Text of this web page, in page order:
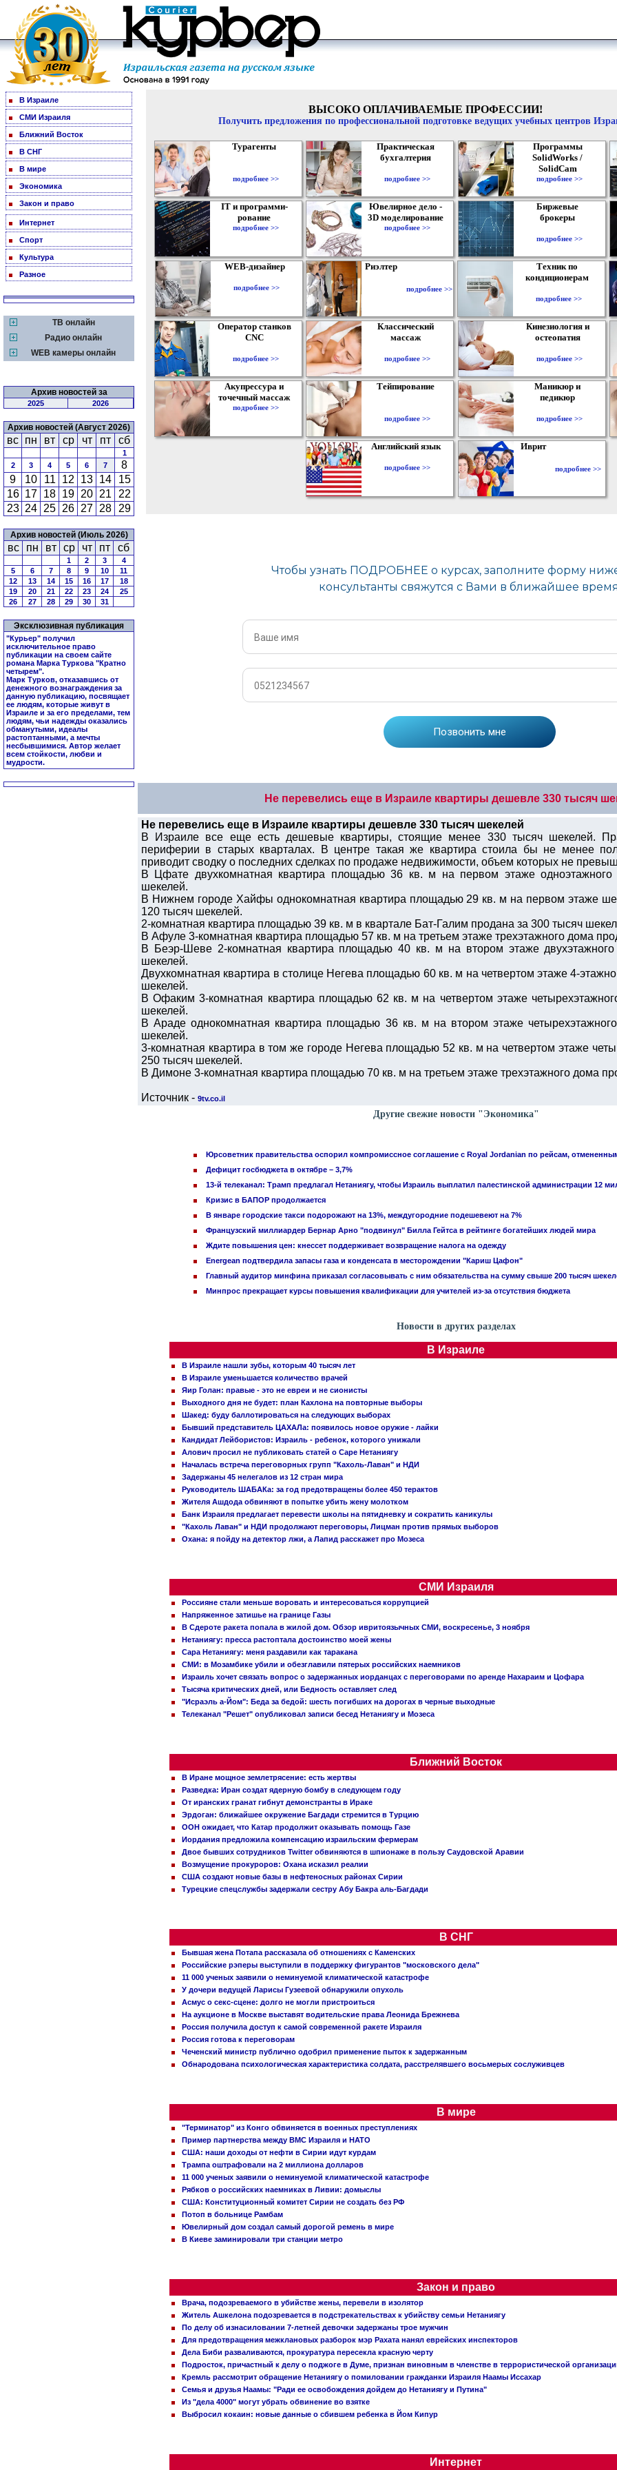
В Израиле
СМИ Израиля
Ближний Восток
В СНГ
В мире
Экономика
Закон и право
Интернет
Спорт
Культура
Разное
ТВ онлайн
Радио онлайн
WEB камеры онлайн
Архив новостей за
2025 2026
Архив новостей (Август 2026)
вс пн вт ср чт пт сб
1
2
3 4 5 6 7
8
9
10 11 12 13 14
15
16 17 18 19 20 21
22
23 24 25 26 27 28 29
Архив новостей (Июль 2026)
вс пн вт ср чт пт сб
1 2 3
4
5
6 7 8 9 10
11
12
13 14 15 16 17
18
19
20 21 22 23 24
25
26
27 28 29 30 31
Эксклюзивная публикация
"Курьер" получил
исключительное право
публикации на своем сайте
романа Марка Туркова "Кратно
четырем".
Марк Турков, отказавшись от
денежного вознаграждения за
данную публикацию, посвящает
ее людям, которые живут в
Израиле и за его пределами, тем
людям, чьи надежды оказались
обманутыми, идеалы
растоптанными, а мечты
несбывшимися. Автор желает
всем стойкости, любви и
мудрости.
ВЫСОКО ОПЛАЧИВАЕМЫЕ ПРОФЕССИИ!
Получить предложения по профессиональной подготовке ведущих учебных центров
Турагенты
подробнее >>
Практическая
бухгалтерия
подробнее >>
Программы
SolidWorks /
SolidCam
подробнее >>
IT и программи-
рование
подробнее >>
Ювелирное дело -
3D моделирование
подробнее >>
Биржевые
брокеры
подробнее >>
WEB-дизайнер
подробнее >>
Риэлтер
подробнее >>
Техник по
кондиционерам
подробнее >>
Оператор станков
CNC
подробнее >>
Классический
массаж
подробнее >>
Кинезиология и
остеопатия
подробнее >>
Акупрессура и
точечный массаж
подробнее >>
Тейпирование
подробнее >>
Маникюр и
педикюр
подробнее >>
Английский язык
подробнее >>
Иврит
подробнее >>
Не перевелись еще в Израиле квартиры дешевле 330 тысяч
Не перевелись еще в Израиле квартиры дешевле 330 тысяч шекелей
В Израиле все еще есть дешевые квартиры, стоящие менее 330 тысяч шекелей.
периферии в старых кварталах. В центре такая же квартира стоила бы не менее
приводит сводку о последних сделках по продаже недвижимости, объем которых не
В Цфате двухкомнатная квартира площадью 36 кв. м на первом этаже
шекелей.
В Нижнем городе Хайфы однокомнатная квартира площадью 29 кв. м на первом этаже
120 тысяч шекелей.
2-комнатная квартира площадью 39 кв. м в квартале Бат-Галим продана за 300 тысяч
В Афуле 3-комнатная квартира площадью 57 кв. м на третьем этаже трехэтажного дома
В Беэр-Шеве 2-комнатная квартира площадью 40 кв. м на втором этаже
шекелей.
Двухкомнатная квартира в столице Негева площадью 60 кв. м на четвертом этаже 4-
шекелей.
В Офаким 3-комнатная квартира площадью 62 кв. м на четвертом этаже
шекелей.
В Араде однокомнатная квартира площадью 36 кв. м на втором этаже
шекелей.
3-комнатная квартира в том же городе Негева площадью 52 кв. м на четвертом этаже
250 тысяч шекелей.
В Димоне 3-комнатная квартира площадью 70 кв. м на третьем этаже трехэтажного дома
Источник - 9tv.co.il
Другие свежие новости "Экономика"
Юрсоветник правительства оспорил компромиссное соглашение с Royal Jordanian по рейсам,
Дефицит госбюджета в октябре – 3,7%
13-й телеканал: Трамп предлагал Нетаниягу, чтобы Израиль выплатил палестинской администрации 12
Кризис в БАПОР продолжается
В январе городские такси подорожают на 13%, междугородние подешевеют на 7%
Французский миллиардер Бернар Арно "подвинул" Билла Гейтса в рейтинге богатейших людей мира
Ждите повышения цен: кнессет поддерживает возвращение налога на одежду
Energean подтвердила запасы газа и конденсата в месторождении "Кариш Цафон"
Главный аудитор минфина приказал согласовывать с ним обязательства на сумму свыше 200 тысяч
Минпрос прекращает курсы повышения квалификации для учителей из-за отсутствия бюджета
Новости в других разделах
В Израиле
В Израиле нашли зубы, которым 40 тысяч лет
В Израиле уменьшается количество врачей
Яир Голан: правые - это не евреи и не сионисты
Выходного дня не будет: план Кахлона на повторные выборы
Шакед: буду баллотироваться на следующих выборах
Бывший представитель ЦАХАЛа: появилось новое оружие - лайки
Кандидат Лейбористов: Израиль - ребенок, которого унижали
Алович просил не публиковать статей о Саре Нетаниягу
Началась встреча переговорных групп "Кахоль-Лаван" и НДИ
Задержаны 45 нелегалов из 12 стран мира
Руководитель ШАБАКа: за год предотвращены более 450 терактов
Жителя Ашдода обвиняют в попытке убить жену молотком
Банк Израиля предлагает перевести школы на пятидневку и сократить каникулы
"Кахоль Лаван" и НДИ продолжают переговоры, Лицман против прямых выборов
Охана: я пойду на детектор лжи, а Лапид расскажет про Мозеса
СМИ Израиля
Россияне стали меньше воровать и интересоваться коррупцией
Напряженное затишье на границе Газы
В Сдероте ракета попала в жилой дом. Обзор ивритоязычных СМИ, воскресенье, 3 ноября
Нетаниягу: пресса растоптала достоинство моей жены
Сара Нетаниягу: меня раздавили как таракана
СМИ: в Мозамбике убили и обезглавили пятерых российских наемников
Израиль хочет связать вопрос о задержанных иорданцах с переговорами по аренде Нахараим и Цофара
Тысяча критических дней, или Бедность оставляет след
"Исраэль а-Йом": Беда за бедой: шесть погибших на дорогах в черные выходные
Телеканал "Решет" опубликовал записи бесед Нетаниягу и Мозеса
Ближний Восток
В Иране мощное землетрясение: есть жертвы
Разведка: Иран создат ядерную бомбу в следующем году
От иранских гранат гибнут демонстранты в Ираке
Эрдоган: ближайшее окружение Багдади стремится в Турцию
ООН ожидает, что Катар продолжит оказывать помощь Газе
Иордания предложила компенсацию израильским фермерам
Двое бывших сотрудников Twitter обвиняются в шпионаже в пользу Саудовской Аравии
Возмущение прокуроров: Охана исказил реалии
США создают новые базы в нефтеносных районах Сирии
Турецкие спецслужбы задержали сестру Абу Бакра аль-Багдади
В СНГ
Бывшая жена Потапа рассказала об отношениях с Каменских
Российские рэперы выступили в поддержку фигурантов "московского дела"
11 000 ученых заявили о неминуемой климатической катастрофе
У дочери ведущей Ларисы Гузеевой обнаружили опухоль
Асмус о секс-сцене: долго не могли пристроиться
На аукционе в Москве выставят водительские права Леонида Брежнева
Россия получила доступ к самой современной ракете Израиля
Россия готова к переговорам
Чеченский министр публично одобрил применение пыток к задержанным
Обнародована психологическая характеристика солдата, расстрелявшего восьмерых сослуживцев
В мире
"Терминатор" из Конго обвиняется в военных преступлениях
Пример партнерства между ВМС Израиля и НАТО
США: наши доходы от нефти в Сирии идут курдам
Трампа оштрафовали на 2 миллиона долларов
11 000 ученых заявили о неминуемой климатической катастрофе
Рябков о российских наемниках в Ливии: домыслы
США: Конституционный комитет Сирии не создать без РФ
Потоп в больнице Рамбам
Ювелирный дом создал самый дорогой ремень в мире
В Киеве заминировали три станции метро
Закон и право
Врача, подозреваемого в убийстве жены, перевели в изолятор
Житель Ашкелона подозревается в подстрекательствах к убийству семьи Нетаниягу
По делу об изнасиловании 7-летней девочки задержаны трое мужчин
Для предотвращения межклановых разборок мэр Рахата нанял еврейских инспекторов
Дела Биби разваливаются, прокуратура пересекла красную черту
Подросток, причастный к делу о поджоге в Думе, признан виновным в членстве в террористической
Кремль рассмотрит обращение Нетаниягу о помиловании гражданки Израиля Наамы Иссахар
Семья и друзья Наамы: "Ради ее освобождения дойдем до Нетаниягу и Путина"
Из "дела 4000" могут убрать обвинение во взятке
Выбросил кокаин: новые данные о сбившем ребенка в Йом Кипур
Интернет